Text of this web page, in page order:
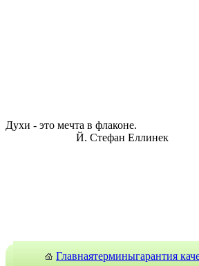
Духи - это мечта в флаконе.
Й. Стефан Еллинек
Главнаятерминыгарантия